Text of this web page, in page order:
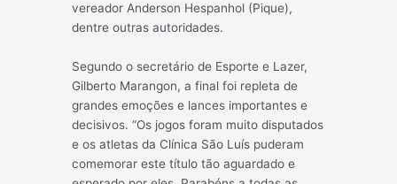
vereador Anderson Hespanhol (Pique),
dentre outras autoridades.
Segundo o secretário de Esporte e Lazer,
Gilberto Marangon, a final foi repleta de
grandes emoções e lances importantes e
decisivos. “Os jogos foram muito disputados
e os atletas da Clínica São Luís puderam
comemorar este título tão aguardado e